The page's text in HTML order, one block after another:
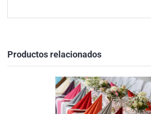
Productos relacionados